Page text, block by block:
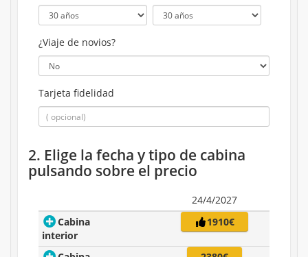
¿Viaje de novios?
Tarjeta fidelidad
2. Elige la fecha y tipo de cabina
pulsando sobre el precio
24/4/2027
Cabina
interior
1910€